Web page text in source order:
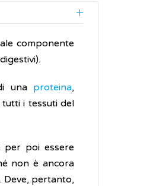
componente
una proteina,
i tessuti del
per poi essere
non è ancora
Deve, pertanto,